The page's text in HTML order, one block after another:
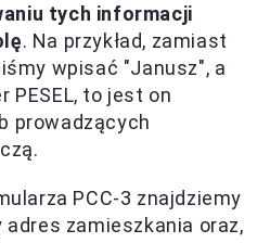
tych informacji
. Na przykład, zamiast
wpisać "Janusz", a
PESEL, to jest on
prowadzących
PCC-3 znajdziemy
zamieszkania oraz,